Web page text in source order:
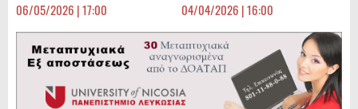
06/05/2026 | 17:00 04/04/2026 | 16:00